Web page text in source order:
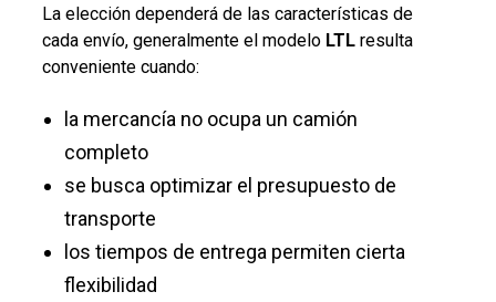
La elección dependerá de las características de
cada envío, generalmente el modelo LTLresulta
conveniente cuando:
la mercancía no ocupa un camión
completo
se busca optimizar el presupuesto de
transporte
los tiempos de entrega permiten cierta
flexibilidad